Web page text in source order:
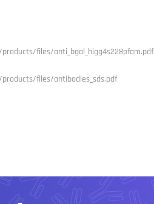
files/anti_bgal_higg4s228pfam.pdf
files/antibodies_sds.pdf